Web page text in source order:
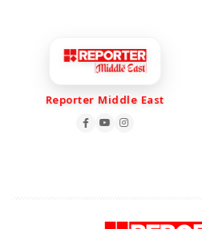
Reporter Middle East